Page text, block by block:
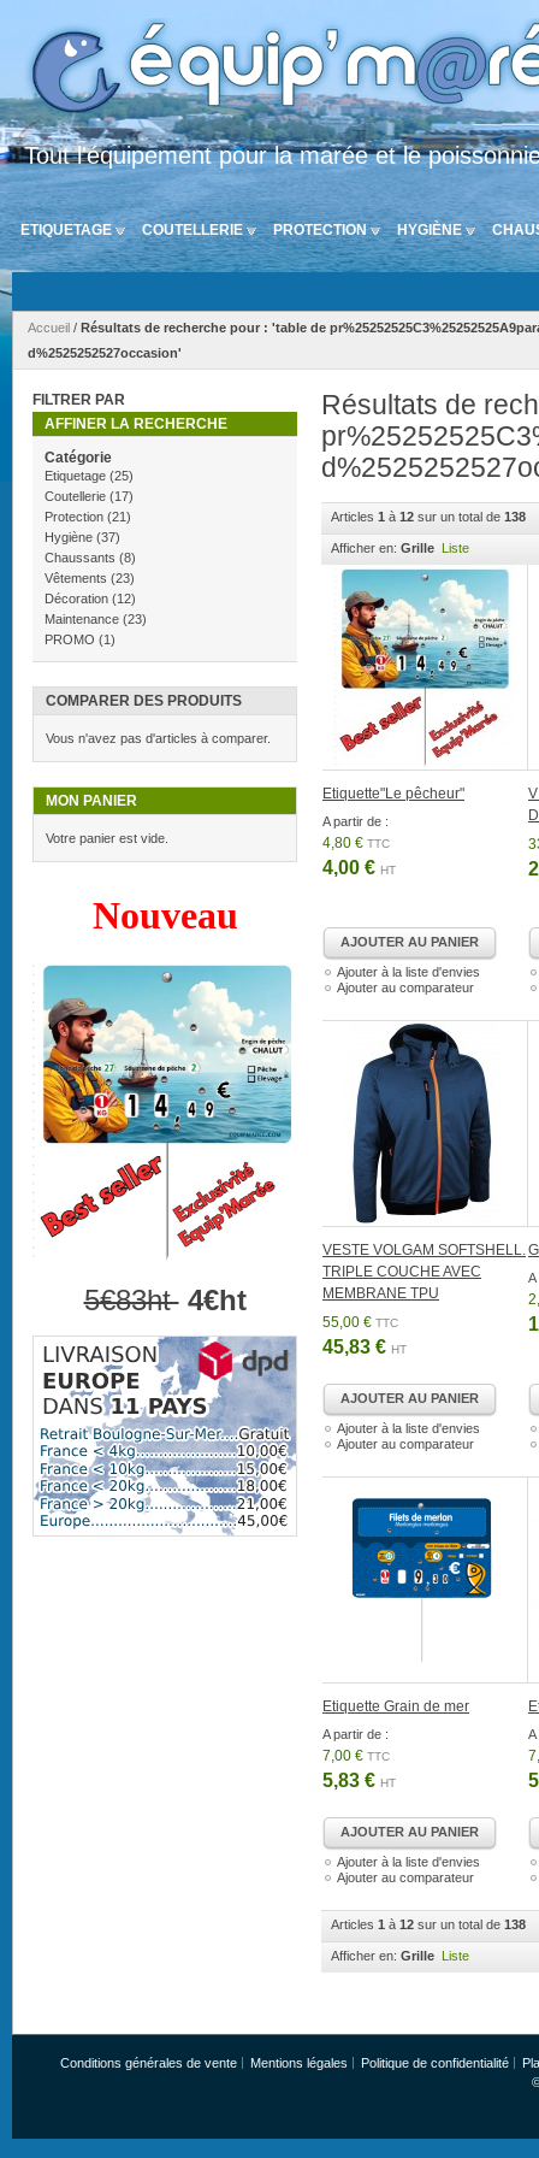
Tout l'équipement pour la marée et le
ETIQUETAGE COUTELLERIE PROTECTION HYGIÈNE
Accueil / Résultats de recherche pour : 'table de
d%2525252527occasion'
Résultats de
Articles 1 à 12 sur un total de 138
Afficher en: Grille Liste
Etiquette"Le pêcheur"
A partir de :
4,80 € TTC
4,00 € HT
AJOUTER AU PANIER
Ajouter à la liste d'envies
Ajouter au comparateur
VESTE VOLGAM SOFTSHELL.
TRIPLE COUCHE AVEC
MEMBRANE TPU
55,00 € TTC
45,83 € HT
AJOUTER AU PANIER
Ajouter à la liste d'envies
Ajouter au comparateur
A
Etiquette Grain de mer
A partir de :
7,00 € TTC
5,83 € HT
AJOUTER AU PANIER
Ajouter à la liste d'envies
Ajouter au comparateur
A
Articles 1 à 12 sur un total de 138
Afficher en: Grille Liste
FILTRER PAR
AFFINER LA RECHERCHE
Catégorie
Etiquetage (25)
Coutellerie (17)
Protection (21)
Hygiène (37)
Chaussants (8)
Vêtements (23)
Décoration (12)
Maintenance (23)
PROMO (1)
COMPARER DES PRODUITS
Vous n'avez pas d'articles à comparer.
MON PANIER
Votre panier est vide.
Nouveau
5€83ht4€ht
Conditions générales de vente Mentions légales Politique de confidentialité